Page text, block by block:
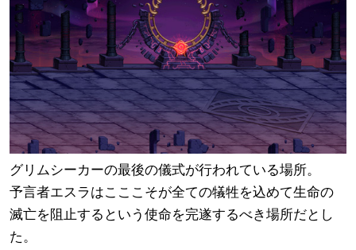
グリムシーカーの最後の儀式が行われている場所。
予言者エスラはこここそが全ての犠牲を込めて生命の
滅亡を阻止するという使命を完遂するべき場所だとし
た。